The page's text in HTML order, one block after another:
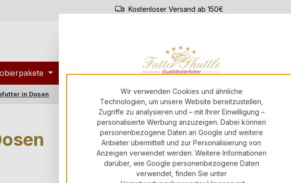
Kostenloser Versand ab 150€
Spar-ABO Züchterservice
in Dosen
Wir verwenden Cookies und ähnliche
Technologien, um unsere Website bereitzustellen,
Zugriffe zu analysieren und – mit Ihrer Einwilligung –
personalisierte Werbung anzuzeigen. Dabei können
personenbezogene Daten an Google und weitere
Anbieter übermittelt und zur Personalisierung von
Anzeigen verwendet werden. Weitere Informationen
darüber, wie Google personenbezogene Daten
verwendet, finden Sie unter